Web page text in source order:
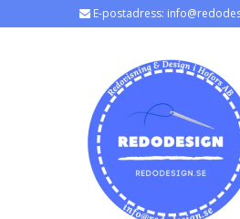
E-postadress: